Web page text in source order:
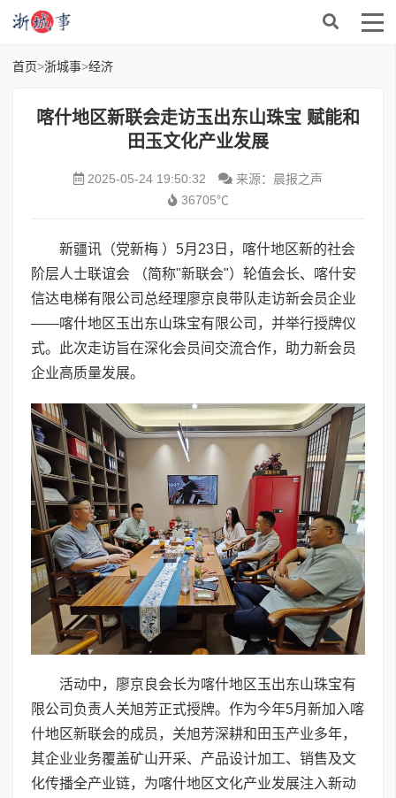
首页>浙城事>经济
喀什地区新联会走访玉出东山珠宝 赋能和
田玉文化产业发展
2025-05-24 19:50:32
来源：晨报之声
36705℃
新疆讯（党新梅 ）5月23日，喀什地区新的社会
阶层人士联谊会 （简称"新联会"）轮值会长、喀什安
信达电梯有限公司总经理廖京良带队走访新会员企业
——喀什地区玉出东山珠宝有限公司，并举行授牌仪
式。此次走访旨在深化会员间交流合作，助力新会员
企业高质量发展。
活动中，廖京良会长为喀什地区玉出东山珠宝有
限公司负责人关旭芳正式授牌。作为今年5月新加入喀
什地区新联会的成员，关旭芳深耕和田玉产业多年，
其企业业务覆盖矿山开采、产品设计加工、销售及文
化传播全产业链，为喀什地区文化产业发展注入新动